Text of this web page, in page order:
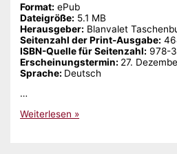
Format: ePub
Dateigröße: ‎5.1 MB
Herausgeber: ‎Blanvalet
Seitenzahl der Print-Ausgabe:
ISBN-Quelle für Seitenzahl: ‎978-
Erscheinungstermin: ‎ 27.
Sprache: ‎ Deutsch
…
Gelesen:
Weiterlesen »